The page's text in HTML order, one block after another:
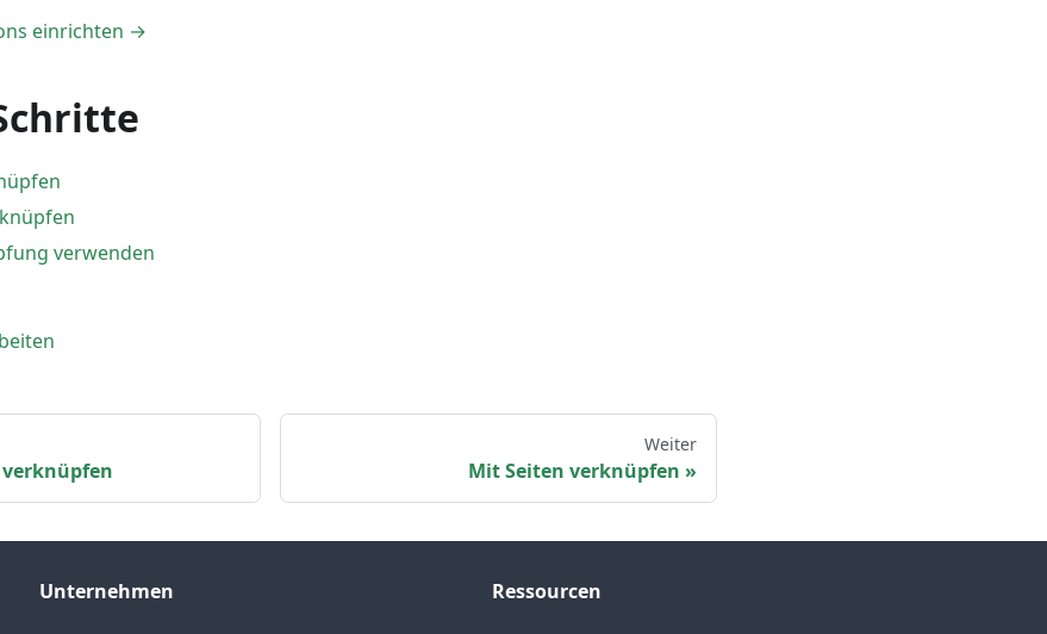
einrichten →
verwenden
Weiter
Mit Seiten verknüpfen
Unternehmen
Ressourcen